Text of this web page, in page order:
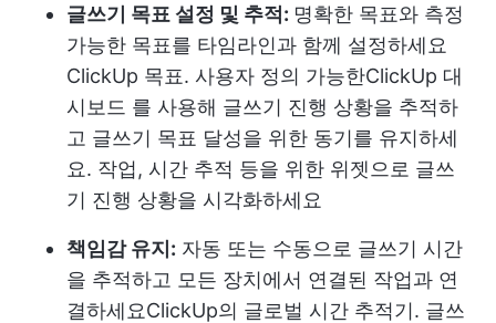
글쓰기 목표 설정 및 추적: 명확한 목표와 측정
가능한 목표를 타임라인과 함께 설정하세요
ClickUp 목표. 사용자 정의 가능한ClickUp 대
시보드 를 사용해 글쓰기 진행 상황을 추적하
고 글쓰기 목표 달성을 위한 동기를 유지하세
요. 작업, 시간 추적 등을 위한 위젯으로 글쓰
기 진행 상황을 시각화하세요
책임감 유지: 자동 또는 수동으로 글쓰기 시간
을 추적하고 모든 장치에서 연결된 작업과 연
결하세요ClickUp의 글로벌 시간 추적기. 글쓰